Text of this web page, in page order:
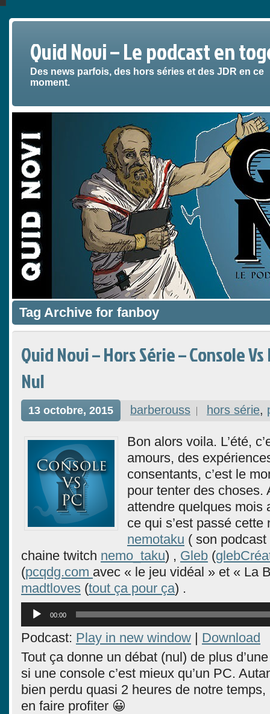
Quid Novi – Le podcast en
Des news parfois, des hors séries et des JDR en ce
moment.
Tag Archive for fanboy
Quid Novi – Hors Série – Console
Nul
13 octobre, 2015 barberouss hors série,
Bon alors voila. L’été,
amours, des
consentants, c’est le
pour tenter des choses.
attendre quelques mois
ce qui s’est passé cette
nemotaku ( son podcast
chaine twitch nemo_taku) , Gleb (
(pcqdg.com avec « le jeu vidéal » et « La
madtloves (tout ça pour ça) .
Lecteur
audio
00:00
Podcast: Play in new window | Download
Tout ça donne un débat (nul) de plus
si une console c’est mieux qu’un PC.
bien perdu quasi 2 heures de notre
en faire profiter 😀